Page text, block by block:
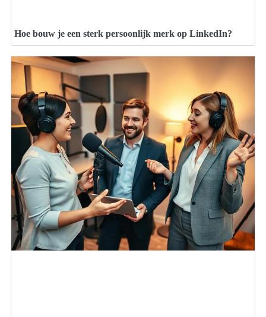
Hoe bouw je een sterk persoonlijk merk op LinkedIn?